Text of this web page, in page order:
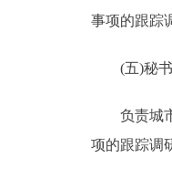
事项的跟踪
(五)秘书
负责城市
项的跟踪调